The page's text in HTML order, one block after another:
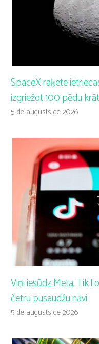
SpaceX raķete
izgriežot 100 pēdu
5 de augusts de 2026
Viņi iesūdz Meta,
četru pusaudžu nāvi
5 de augusts de 2026